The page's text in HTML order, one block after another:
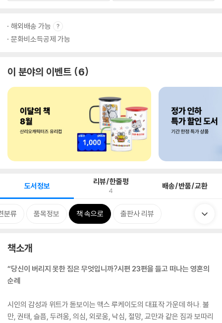
해외배송 가능
문화비소득공제 가능
이 분야의 이벤트 6
도서정보 리뷰/한줄평
4 배송/반품/교환
분류 품목정보 책 속으로 출판사 리뷰
책소개
“당신이 버리지 못한 짐은 무엇입니까?시편 23편을 들고 떠나는 영혼의
순례
시인의 감성과 위트가 돋보이는 맥스 루케이도의 대표작 가운데 하나. 불
만, 권태, 슬픔, 두려움, 의심, 외로움, 낙심, 절망, 교만과 같은 짐과 보따리